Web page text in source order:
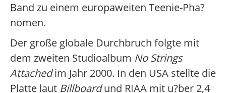
Band zu einem europaweiten Teenie-Pha?
nomen.
Der große globale Durchbruch folgte mit
dem zweiten Studioalbum No Strings
Attachedim Jahr 2000. In den USA stellte die
Platte laut Billboardund RIAA mit u?ber 2,4